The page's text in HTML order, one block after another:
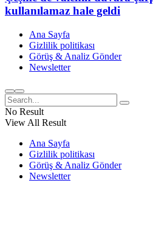
kullanılamaz hale geldi
Ana Sayfa
Gizlilik politikası
Görüş & Analiz Gönder
Newsletter
No Result
View All Result
Ana Sayfa
Gizlilik politikası
Görüş & Analiz Gönder
Newsletter